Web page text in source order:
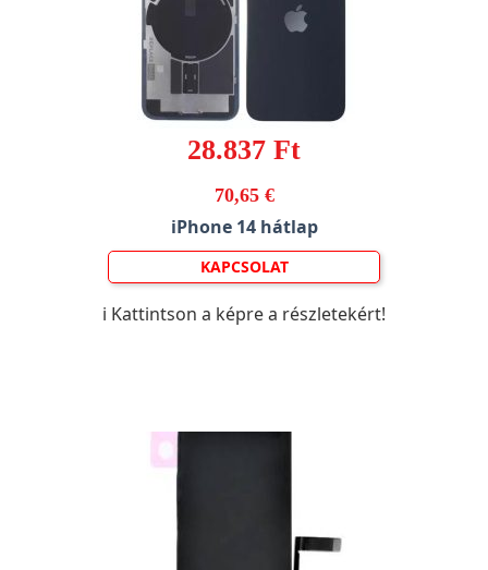
28.837 Ft
70,65 €
iPhone 14 hátlap
KAPCSOLAT
ℹ️ Kattintson a képre a részletekért!